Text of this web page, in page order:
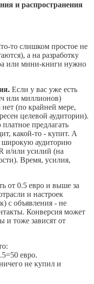
и распространения
то слишком простое не
а на разработку
или мини-книги нужно
Если у вас уже есть
или миллионов)
(по крайней мере,
целевой аудитории).
предлагать
какой-то - купит. А
широкую аудиторию
и/или усилий (на
Время, усилия,
от 0.5 евро и выше за
и настроек
с объявления - не
Конверсия может
и тоже зависят от
евро.
не купил и